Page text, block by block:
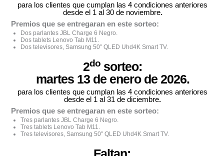
para los clientes que cumplan las 4 condiciones anteriores
desde el 1 al 30 de noviembre.
Premios que se entregaran en este sorteo:
Dos parlantes JBL Charge 6 Negro.
Dos tablets Lenovo Tab M11.
Dos televisores, Samsung 50″ QLED Uhd4K Smart TV.
2do sorteo:
martes 13 de enero de 2026.
para los clientes que cumplan las 4 condiciones anteriores
desde el 1 al 31 de diciembre.
Premios que se entregaran en este sorteo:
Tres parlantes JBL Charge 6 Negro.
Tres tablets Lenovo Tab M11.
Tres televisores, Samsung 50″ QLED Uhd4K Smart TV.